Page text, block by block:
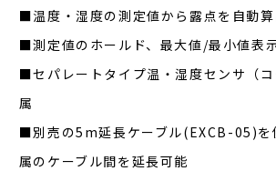
■温度・湿度の測定値から露点を自動
■測定値のホールド、最大値/最小値表
■セパレートタイプ温・湿度センサ（
属
■別売の5m延長ケーブル(EXCB-05)を
属のケーブル間を延長可能